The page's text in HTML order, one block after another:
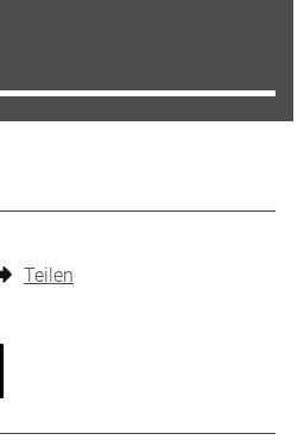
Teilen